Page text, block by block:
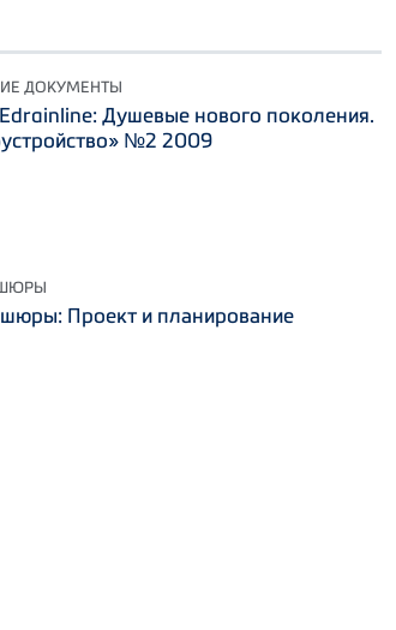
ДОКУМЕНТЫ
Душевые нового поколения.
№2 2009
Проект и планирование